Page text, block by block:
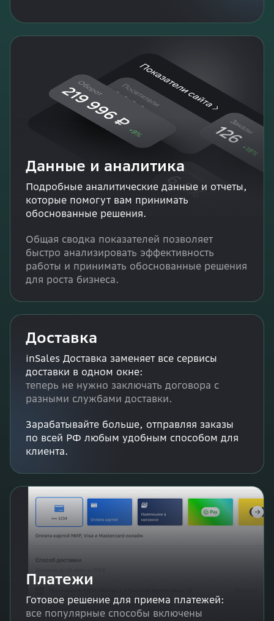
Доставка
inSales Доставка заменяет все сервисы
доставки в одном окне:
теперь не нужно заключать договора с
разными службами доставки.
Зарабатывайте больше, отправляя заказы
по всей РФ любым удобным способом для
клиента.
Данные и аналитика
Подробные аналитические данные и отчеты,
которые помогут вам принимать
обоснованные решения.
Общая сводка показателей позволяет
быстро анализировать эффективность
работы и принимать обоснованные решения
для роста бизнеса.
Платежи
Готовое решение для приема платежей:
все популярные способы включены